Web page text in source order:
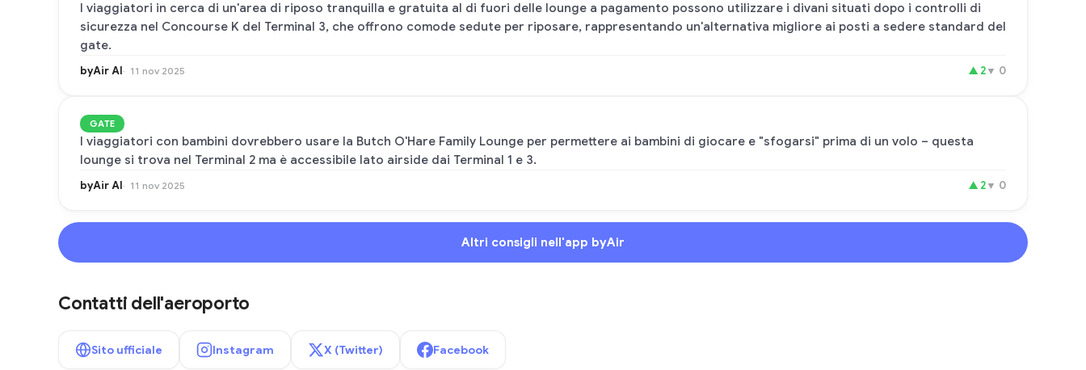
I viaggiatori in cerca di un'area di riposo tranquilla e gratuita al di fuori delle lounge a pagamento possono utilizzare i divani situati dopo i controlli di
sicurezza nel Concourse K del Terminal 3, che offrono comode sedute per riposare, rappresentando un'alternativa migliore ai posti a sedere standard del
gate.
byAir AI 11 nov 2025 ▲ 2▼ 0
GATE
I viaggiatori con bambini dovrebbero usare la Butch O'Hare Family Lounge per permettere ai bambini di giocare e "sfogarsi" prima di un volo – questa
lounge si trova nel Terminal 2 ma è accessibile lato airside dai Terminal 1 e 3.
byAir AI 11 nov 2025 ▲ 2▼ 0
Altri consigli nell'app byAir
Contatti dell'aeroporto
Sito ufficiale Instagram X (Twitter) Facebook